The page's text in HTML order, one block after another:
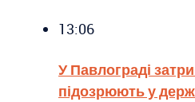
13:06
У Павлограді
підозрюють у